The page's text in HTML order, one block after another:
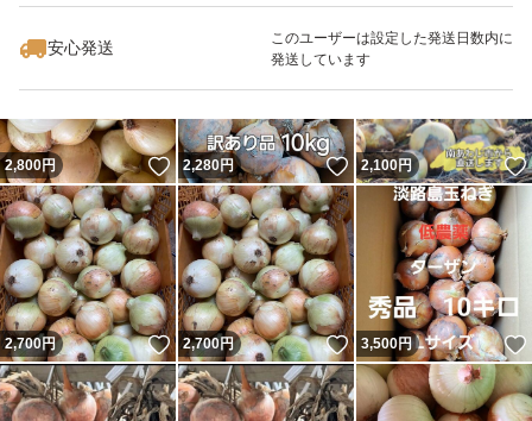
安心発送
このユーザーは設定した発送日数内に
発送しています
2,800円 いいね！
2,280円 いいね！
2,100円
2,700円 いいね！
2,700円 いいね！
3,500円